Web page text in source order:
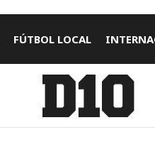
FÚTBOL LOCAL